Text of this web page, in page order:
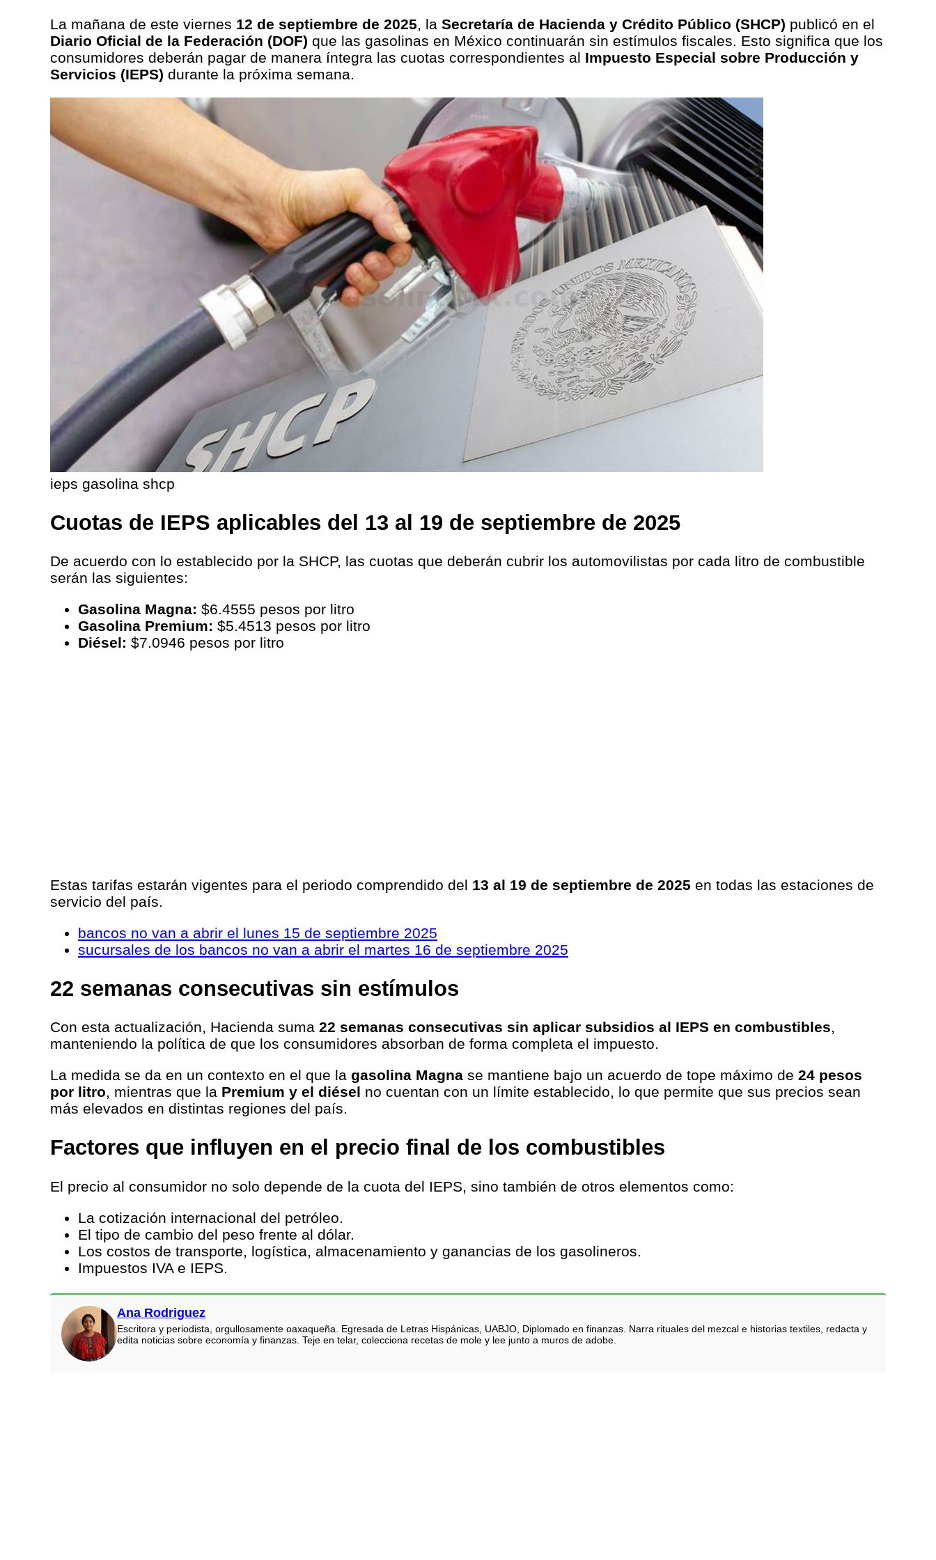
La mañana de este viernes 12 de septiembre de 2025, la Secretaría de Hacienda y Crédito Público (SHCP) publicó en el
Diario Oficial de la Federación (DOF) que las gasolinas en México continuarán sin estímulos fiscales. Esto significa que los
consumidores deberán pagar de manera íntegra las cuotas correspondientes al Impuesto Especial sobre Producción y
Servicios (IEPS) durante la próxima semana.
ieps gasolina shcp
Cuotas de IEPS aplicables del 13 al 19 de septiembre de 2025
De acuerdo con lo establecido por la SHCP, las cuotas que deberán cubrir los automovilistas por cada litro de combustible
serán las siguientes:
Gasolina Magna: $6.4555 pesos por litro
Gasolina Premium: $5.4513 pesos por litro
Diésel: $7.0946 pesos por litro
Estas tarifas estarán vigentes para el periodo comprendido del 13 al 19 de septiembre de 2025 en todas las estaciones de
servicio del país.
bancos no van a abrir el lunes 15 de septiembre 2025
sucursales de los bancos no van a abrir el martes 16 de septiembre 2025
22 semanas consecutivas sin estímulos
Con esta actualización, Hacienda suma 22 semanas consecutivas sin aplicar subsidios al IEPS en combustibles,
manteniendo la política de que los consumidores absorban de forma completa el impuesto.
La medida se da en un contexto en el que la gasolina Magna se mantiene bajo un acuerdo de tope máximo de 24 pesos
por litro, mientras que la Premium y el diésel no cuentan con un límite establecido, lo que permite que sus precios sean
más elevados en distintas regiones del país.
Factores que influyen en el precio final de los combustibles
El precio al consumidor no solo depende de la cuota del IEPS, sino también de otros elementos como:
La cotización internacional del petróleo.
El tipo de cambio del peso frente al dólar.
Los costos de transporte, logística, almacenamiento y ganancias de los gasolineros.
Impuestos IVA e IEPS.
Ana Rodriguez
Escritora y periodista, orgullosamente oaxaqueña. Egresada de Letras Hispánicas, UABJO, Diplomado en finanzas. Narra rituales del mezcal e historias textiles, redacta y
edita noticias sobre economía y finanzas. Teje en telar, colecciona recetas de mole y lee junto a muros de adobe.